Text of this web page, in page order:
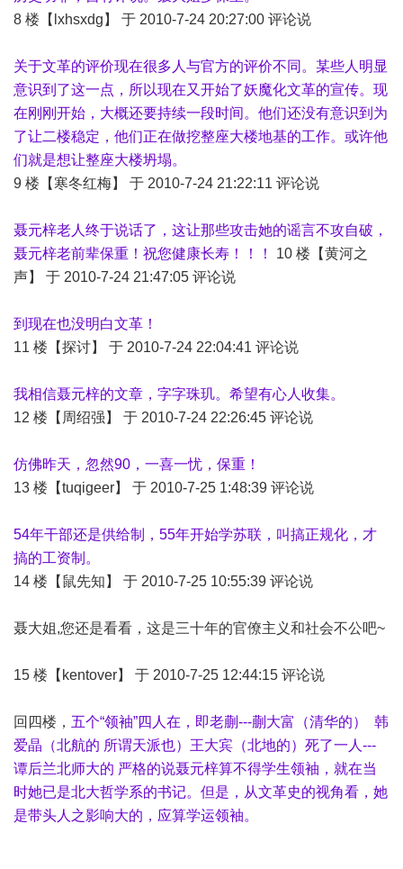
8 楼【lxhsxdg】 于 2010-7-24 20:27:00 评论说
关于文革的评价现在很多人与官方的评价不同。某些人明显
意识到了这一点，所以现在又开始了妖魔化文革的宣传。现
在刚刚开始，大概还要持续一段时间。他们还没有意识到为
了让二楼稳定，他们正在做挖整座大楼地基的工作。或许他
们就是想让整座大楼坍塌。
9 楼【寒冬红梅】 于 2010-7-24 21:22:11 评论说
聂元梓老人终于说话了，这让那些攻击她的谣言不攻自破，
聂元梓老前辈保重！祝您健康长寿！！！
10 楼【黄河之
声】 于 2010-7-24 21:47:05 评论说
到现在也没明白文革！
11 楼【探讨】 于 2010-7-24 22:04:41 评论说
我相信聂元梓的文章，字字珠玑。希望有心人收集。
12 楼【周绍强】 于 2010-7-24 22:26:45 评论说
仿佛昨天，忽然90，一喜一忧，保重！
13 楼【tuqigeer】 于 2010-7-25 1:48:39 评论说
54年干部还是供给制，55年开始学苏联，叫搞正规化，才
搞的工资制。
14 楼【鼠先知】 于 2010-7-25 10:55:39 评论说
聂大姐,您还是看看，这是三十年的官僚主义和社会不公吧~
15 楼【kentover】 于 2010-7-25 12:44:15 评论说
回四楼， 五个“领袖”四人在，即老蒯---蒯大富（清华的） 韩
爱晶（北航的 所谓天派也）王大宾（北地的）死了一人---
谭后兰北师大的 严格的说聂元梓算不得学生领袖，就在当
时她已是北大哲学系的书记。但是，从文革史的视角看，她
是带头人之影响大的，应算学运领袖。